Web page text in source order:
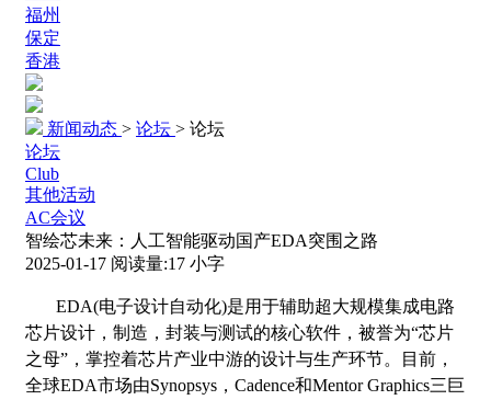
福州
保定
香港
新闻动态 > 论坛 > 论坛
论坛
Club
其他活动
AC会议
智绘芯未来：人工智能驱动国产EDA突围之路
2025-01-17 阅读量:17 小字
EDA(电子设计自动化)是用于辅助超大规模集成电路
芯片设计，制造，封装与测试的核心软件，被誉为“芯片
之母”，掌控着芯片产业中游的设计与生产环节。目前，
全球EDA市场由Synopsys，Cadence和Mentor Graphics三巨